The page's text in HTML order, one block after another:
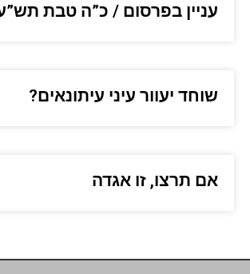
עניין בפרסום / כ”ה טבת
שוחד יעוור עיני עיתונאים?
אם תרצו, זו אגדה